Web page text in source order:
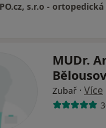
MUDr.
Zubař · Více